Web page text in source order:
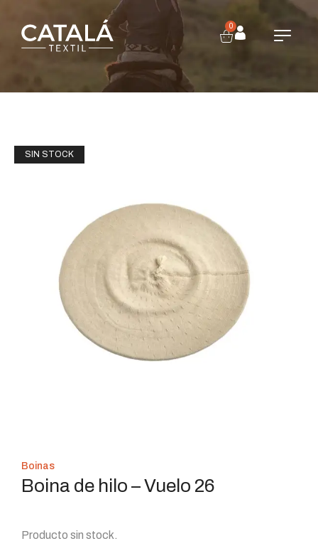
0
SIN STOCK
Boinas
Boina de hilo – Vuelo 26
Producto sin stock.